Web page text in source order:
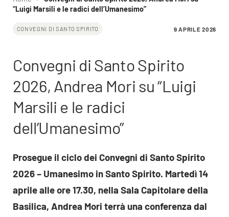
“Luigi Marsili e le radici dell’Umanesimo”
CONVEGNI DI SANTO SPIRITO 9 APRILE 2026
Convegni di Santo Spirito
2026, Andrea Mori su “Luigi
Marsili e le radici
dell’Umanesimo”
Prosegue il ciclo dei Convegni di Santo Spirito
2026 – Umanesimo in Santo Spirito. Martedì 14
aprile alle ore 17.30, nella Sala Capitolare della
Basilica, Andrea Mori terrà una conferenza dal